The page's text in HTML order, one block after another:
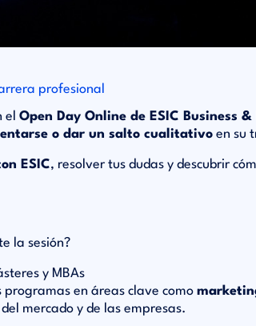
profesional
el Open Day Online de ESIC Business
o dar un salto cualitativo en su
ESIC, resolver tus dudas y descubrir
la sesión?
y MBAs
programas en áreas clave como
mercado y de las empresas.